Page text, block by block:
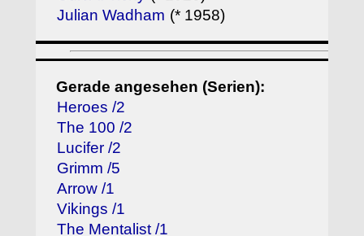
Julian Wadham (* 1958)
Gerade angesehen (Serien):
Heroes /2
The 100 /2
Lucifer /2
Grimm /5
Arrow /1
Vikings /1
The Mentalist /1